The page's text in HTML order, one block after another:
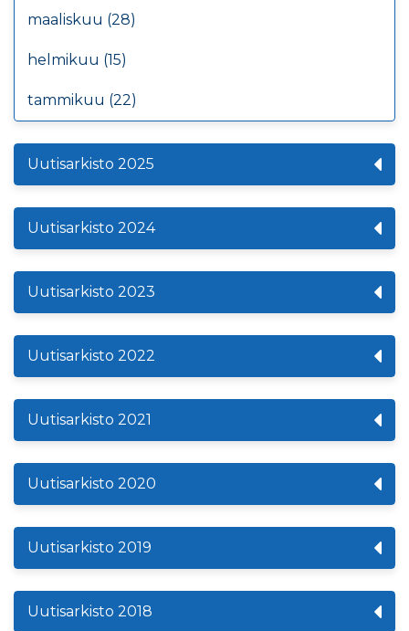
maaliskuu (28)
helmikuu (15)
tammikuu (22)
Uutisarkisto 2025
Uutisarkisto 2024
Uutisarkisto 2023
Uutisarkisto 2022
Uutisarkisto 2021
Uutisarkisto 2020
Uutisarkisto 2019
Uutisarkisto 2018